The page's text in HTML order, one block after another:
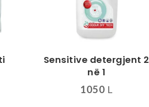
Sensitive detergjent 2
në 1
1050 L